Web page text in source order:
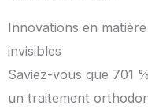
Innovations en
invisibles
Saviez-vous que 701
un traitement